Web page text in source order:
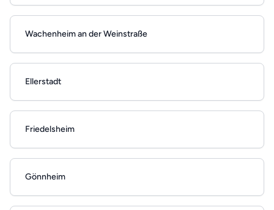
Wachenheim an der Weinstraße
Ellerstadt
Friedelsheim
Gönnheim